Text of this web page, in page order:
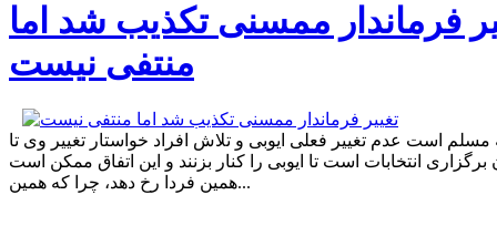
فرماندار ممسنی تکذیب شد اما
منتفی نیست
مسلم است عدم تغییر فعلی ایوبی و تلاش افراد خواستار تغییر وی تا
برگزاری انتخابات است تا ایوبی را کنار بزنند و این اتفاق ممکن است
همین فردا رخ دهد، چرا که همین...